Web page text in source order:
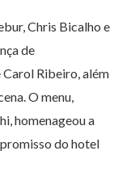
Chris Bicalho e
de
Carol Ribeiro, além
O menu,
homenageou a
do hotel